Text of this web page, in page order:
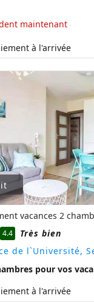
maintenant
à l'arrivée
vacances 2
4.4
Très bien
de l`Université,
pour vos
à l'arrivée